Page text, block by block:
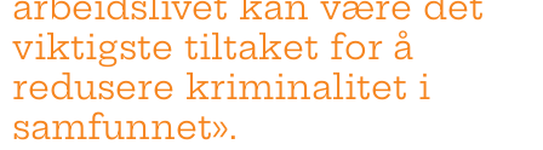
viktigste tiltaket for å
redusere kriminalitet i
samfunnet».